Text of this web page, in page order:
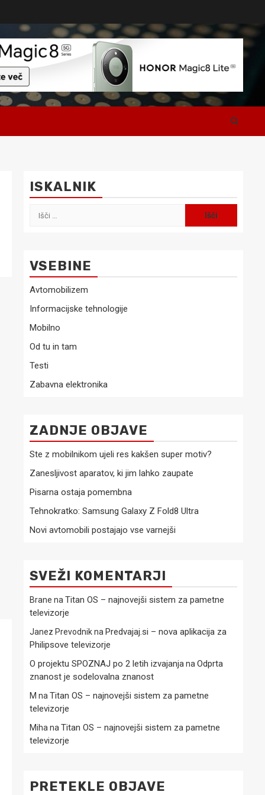
ISKALNIK
Išči:
VSEBINE
Avtomobilizem
Informacijske tehnologije
Mobilno
Od tu in tam
Testi
Zabavna elektronika
ZADNJE OBJAVE
Ste z mobilnikom ujeli res kakšen super motiv?
Zanesljivost aparatov, ki jim lahko zaupate
Pisarna ostaja pomembna
Tehnokratko: Samsung Galaxy Z Fold8 Ultra
Novi avtomobili postajajo vse varnejši
SVEŽI KOMENTARJI
Brane naTitan OS – najnovejši sistem za pametne
televizorje
Janez Prevodnikna Predvajaj.si – nova aplikacija za
Philipsove televizorje
O projektu SPOZNAJ po 2 letih izvajanjanaOdprta
znanost je sodelovalna znanost
M naTitan OS – najnovejši sistem za pametne
televizorje
MihanaTitan OS – najnovejši sistem za pametne
televizorje
PRETEKLE OBJAVE